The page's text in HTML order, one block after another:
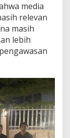
media
relevan
masih
lebih